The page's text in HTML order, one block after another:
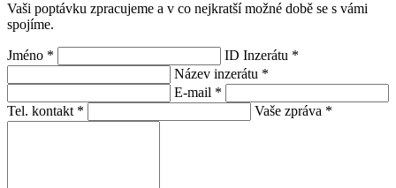
Vaši poptávku zpracujeme a v co nejkratší možné době se s vámi
spojíme.
Jméno *
ID Inzerátu *
Název inzerátu *
E-mail *
Tel. kontakt *
Vaše zpráva *